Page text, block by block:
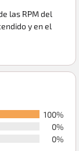
las RPM del
y en el
100%
0%
0%